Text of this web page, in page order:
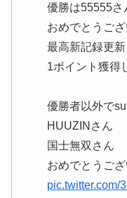
優勝は55555
おめでとうご
最高新記録更新
1ポイント獲得
優勝者以外で
HUUZINさん
国士無双さん
おめでとうご
pic.twitter.com/